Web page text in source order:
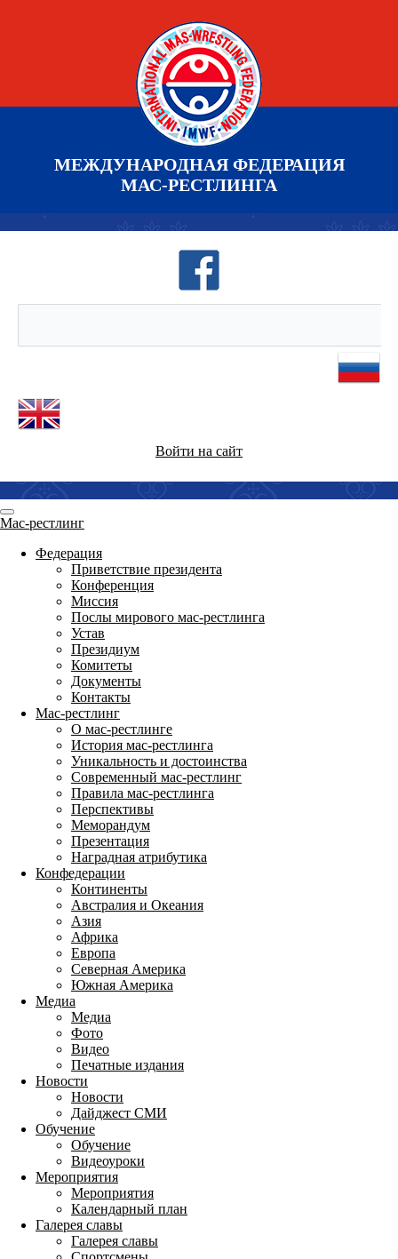
МЕЖДУНАРОДНАЯ ФЕДЕРАЦИЯ
МАС-РЕСТЛИНГА
Войти на сайт
Мас-рестлинг
Федерация
Приветствие президента
Конференция
Миссия
Послы мирового мас-рестлинга
Устав
Президиум
Комитеты
Документы
Контакты
Мас-рестлинг
О мас-рестлинге
История мас-рестлинга
Уникальность и достоинства
Современный мас-рестлинг
Правила мас-рестлинга
Перспективы
Меморандум
Презентация
Наградная атрибутика
Конфедерации
Континенты
Австралия и Океания
Азия
Африка
Европа
Северная Америка
Южная Америка
Медиа
Медиа
Фото
Видео
Печатные издания
Новости
Новости
Дайджест СМИ
Обучение
Обучение
Видеоуроки
Мероприятия
Мероприятия
Календарный план
Галерея славы
Галерея славы